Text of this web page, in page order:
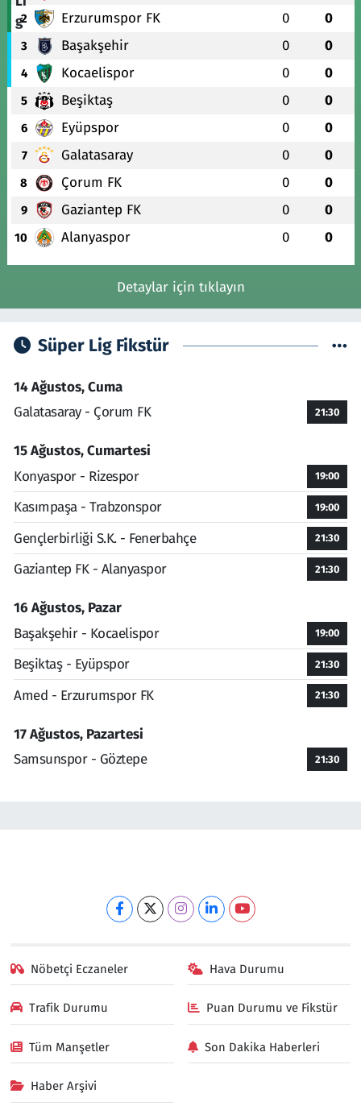
2 Erzurumspor FK 0 0
3 Başakşehir 0 0
4 Kocaelispor 0 0
5 Beşiktaş 0 0
6 Eyüpspor 0 0
7 Galatasaray 0 0
8 Çorum FK 0 0
9 Gaziantep FK 0 0
10 Alanyaspor 0 0
Detaylar için tıklayın
Süper Lig Fikstür
14 Ağustos, Cuma
Galatasaray - Çorum FK
21:30
15 Ağustos, Cumartesi
Konyaspor - Rizespor
19:00
Kasımpaşa - Trabzonspor 19:00
Gençlerbirliği S.K. - Fenerbahçe 21:30
Gaziantep FK - Alanyaspor 21:30
16 Ağustos, Pazar
Başakşehir - Kocaelispor
19:00
Beşiktaş - Eyüpspor 21:30
Amed - Erzurumspor FK 21:30
17 Ağustos, Pazartesi
Samsunspor - Göztepe
21:30
Nöbetçi Eczaneler Hava Durumu
Trafik Durumu Puan Durumu ve Fikstür
Tüm Manşetler Son Dakika Haberleri
Haber Arşivi